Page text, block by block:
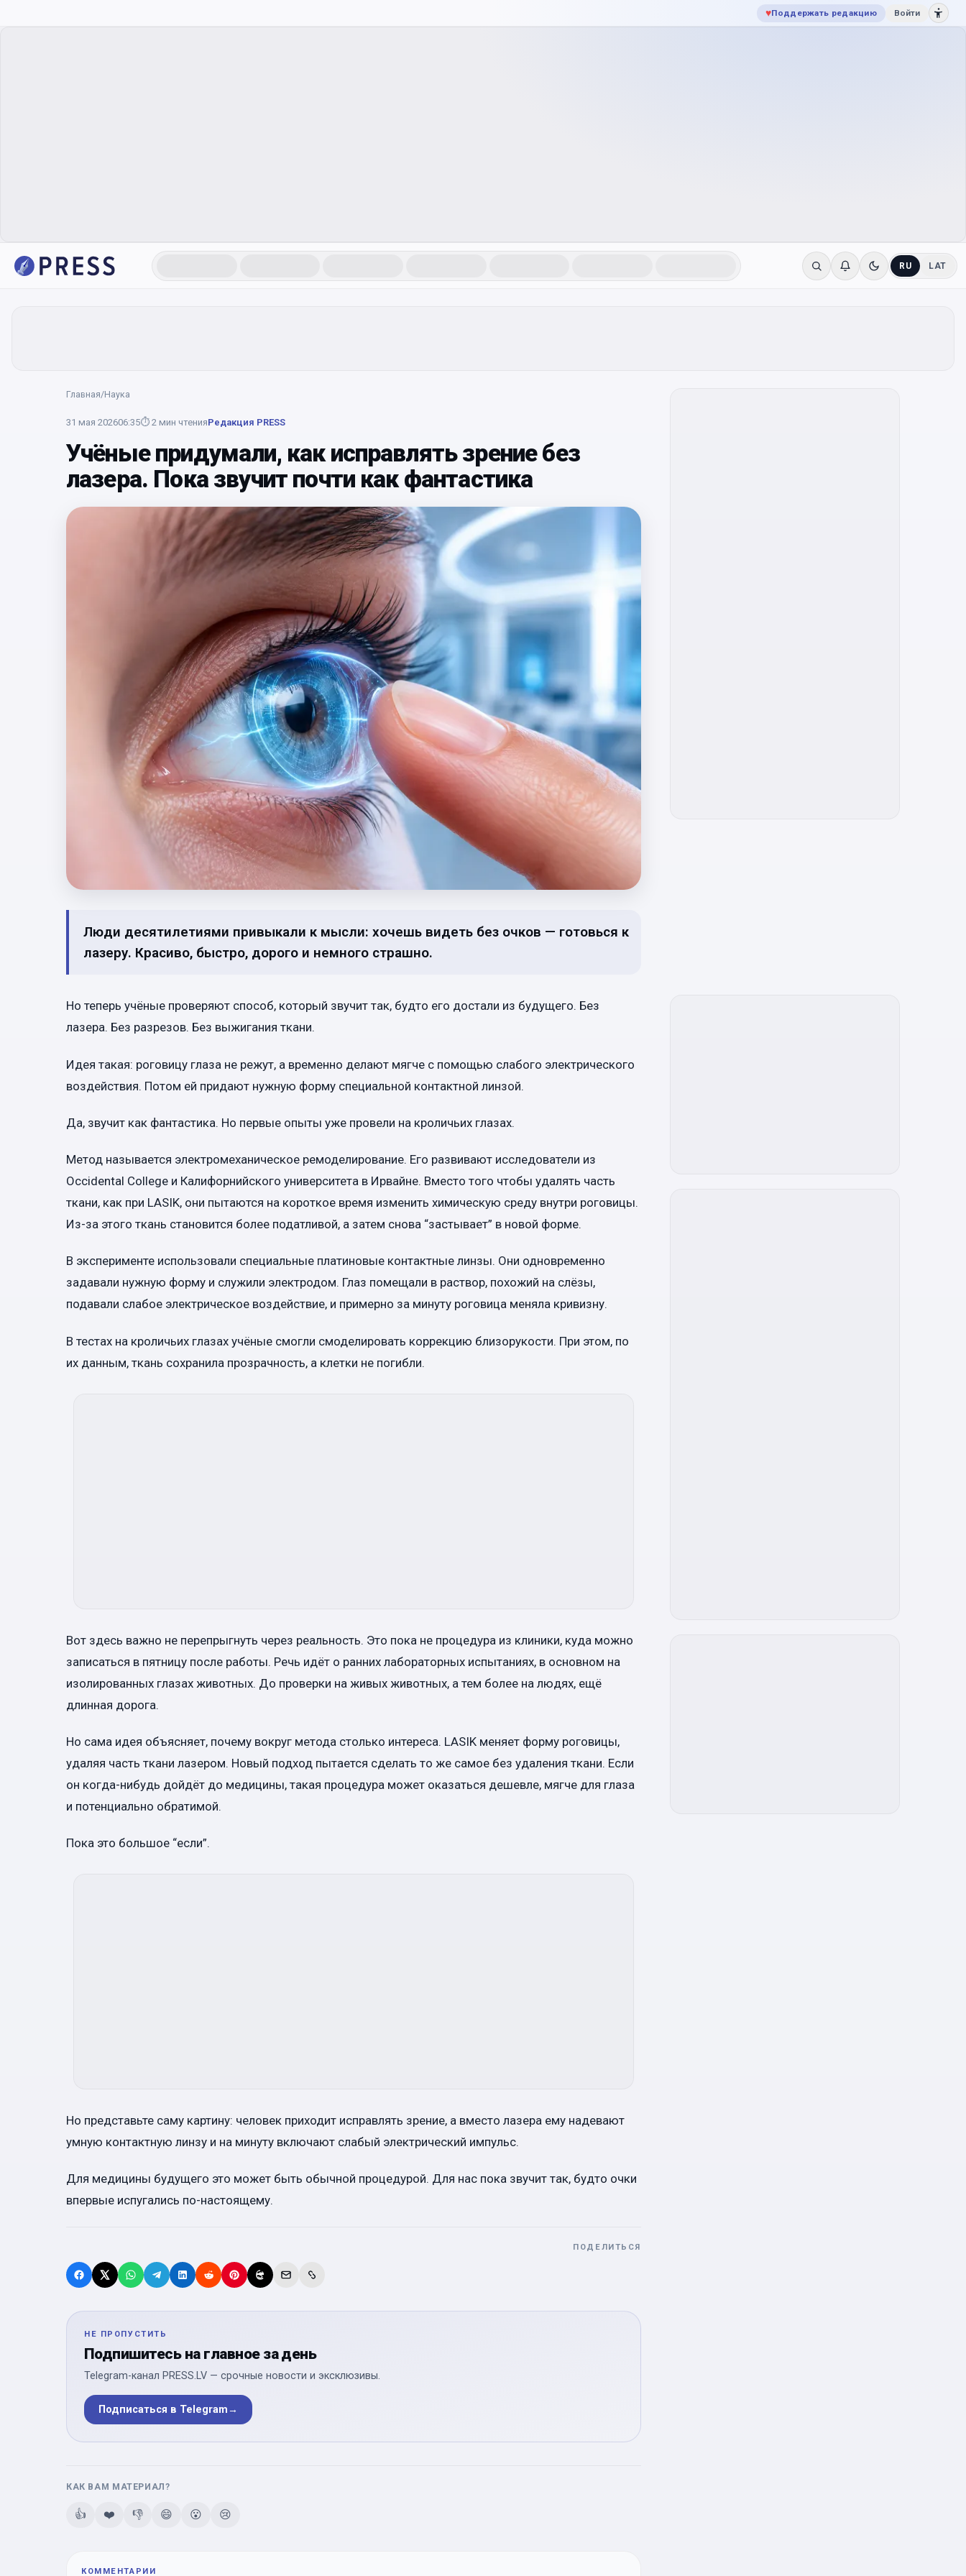
♥Поддержать редакцию Войти
RU LAT
Главная/Наука
31 мая 202606:35⏱ 2 мин чтенияРедакция PRESS
Учёные придумали, как исправлять зрение без
лазера. Пока звучит почти как фантастика
Люди десятилетиями привыкали к мысли: хочешь видеть без очков — готовься к
лазеру. Красиво, быстро, дорого и немного страшно.
Но теперь учёные проверяют способ, который звучит так, будто его достали из будущего. Без
лазера. Без разрезов. Без выжигания ткани.
Идея такая: роговицу глаза не режут, а временно делают мягче с помощью слабого электрического
воздействия. Потом ей придают нужную форму специальной контактной линзой.
Да, звучит как фантастика. Но первые опыты уже провели на кроличьих глазах.
Метод называется электромеханическое ремоделирование. Его развивают исследователи из
Occidental College и Калифорнийского университета в Ирвайне. Вместо того чтобы удалять часть
ткани, как при LASIK, они пытаются на короткое время изменить химическую среду внутри роговицы.
Из-за этого ткань становится более податливой, а затем снова “застывает” в новой форме.
В эксперименте использовали специальные платиновые контактные линзы. Они одновременно
задавали нужную форму и служили электродом. Глаз помещали в раствор, похожий на слёзы,
подавали слабое электрическое воздействие, и примерно за минуту роговица меняла кривизну.
В тестах на кроличьих глазах учёные смогли смоделировать коррекцию близорукости. При этом, по
их данным, ткань сохранила прозрачность, а клетки не погибли.
Вот здесь важно не перепрыгнуть через реальность. Это пока не процедура из клиники, куда можно
записаться в пятницу после работы. Речь идёт о ранних лабораторных испытаниях, в основном на
изолированных глазах животных. До проверки на живых животных, а тем более на людях, ещё
длинная дорога.
Но сама идея объясняет, почему вокруг метода столько интереса. LASIK меняет форму роговицы,
удаляя часть ткани лазером. Новый подход пытается сделать то же самое без удаления ткани. Если
он когда-нибудь дойдёт до медицины, такая процедура может оказаться дешевле, мягче для глаза
и потенциально обратимой.
Пока это большое “если”.
Но представьте саму картину: человек приходит исправлять зрение, а вместо лазера ему надевают
умную контактную линзу и на минуту включают слабый электрический импульс.
Для медицины будущего это может быть обычной процедурой. Для нас пока звучит так, будто очки
впервые испугались по-настоящему.
ПОДЕЛИТЬСЯ
НЕ ПРОПУСТИТЬ
Подпишитесь на главное за день
Telegram-канал PRESS.LV — срочные новости и эксклюзивы.
Подписаться в Telegram→
КАК ВАМ МАТЕРИАЛ?
👍 ❤️ 👎 😄 😮 😢
КОММЕНТАРИИ